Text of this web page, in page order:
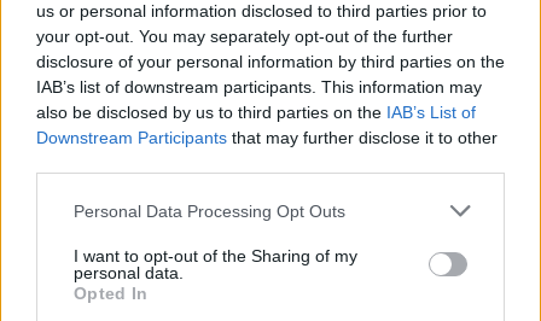
us or personal information disclosed to third parties prior to
your opt-out. You may separately opt-out of the further
disclosure of your personal information by third parties on the
IAB’s list of downstream participants. This information may
also be disclosed by us to third parties on the IAB’s List of
Downstream Participants that may further disclose it to other
Please note that this website/app uses one or more Google
not limited to your visit or usage behaviour. You may click to
grant or deny consent to Google and its third-party tags to
use your data for below specified purposes in below Google
Personal Data Processing Opt Outs
I want to opt-out of the Sharing of my
personal data.
Opted In